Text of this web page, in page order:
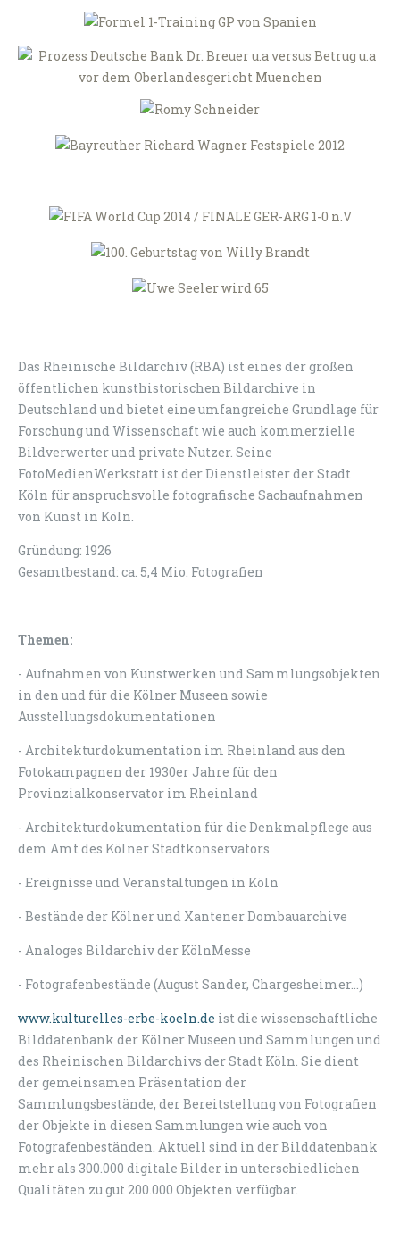
Das Rheinische Bildarchiv (RBA) ist eines der großen
öffentlichen kunsthistorischen Bildarchive in
Deutschland und bietet eine umfangreiche Grundlage für
Forschung und Wissenschaft wie auch kommerzielle
Bildverwerter und private Nutzer. Seine
FotoMedienWerkstatt ist der Dienstleister der Stadt
Köln für anspruchsvolle fotografische Sachaufnahmen
von Kunst in Köln.
Gründung: 1926
Gesamtbestand: ca. 5,4 Mio. Fotografien
Themen:
- Aufnahmen von Kunstwerken und Sammlungsobjekten
in den und für die Kölner Museen sowie
Ausstellungsdokumentationen
- Architekturdokumentation im Rheinland aus den
Fotokampagnen der 1930er Jahre für den
Provinzialkonservator im Rheinland
- Architekturdokumentation für die Denkmalpflege aus
dem Amt des Kölner Stadtkonservators
- Ereignisse und Veranstaltungen in Köln
- Bestände der Kölner und Xantener Dombauarchive
- Analoges Bildarchiv der KölnMesse
- Fotografenbestände (August Sander, Chargesheimer…)
www.kulturelles-erbe-koeln.de ist die wissenschaftliche
Bilddatenbank der Kölner Museen und Sammlungen und
des Rheinischen Bildarchivs der Stadt Köln. Sie dient
der gemeinsamen Präsentation der
Sammlungsbestände, der Bereitstellung von Fotografien
der Objekte in diesen Sammlungen wie auch von
Fotografenbeständen. Aktuell sind in der Bilddatenbank
mehr als 300.000 digitale Bilder in unterschiedlichen
Qualitäten zu gut 200.000 Objekten verfügbar.